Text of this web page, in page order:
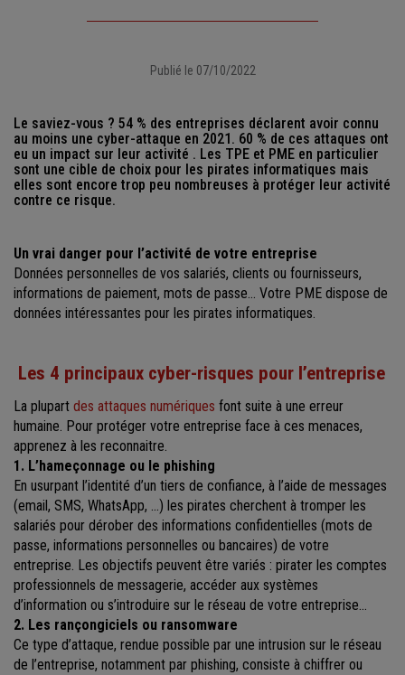
Publié le 07/10/2022
Le saviez-vous ? 54 % des entreprises déclarent avoir connu
au moins une cyber-attaque en 2021. 60 % de ces attaques ont
eu un impact sur leur activité . Les TPE et PME en particulier
sont une cible de choix pour les pirates informatiques mais
elles sont encore trop peu nombreuses à protéger leur activité
contre ce risque.
Un vrai danger pour l’activité de votre entreprise
Données personnelles de vos salariés, clients ou fournisseurs,
informations de paiement, mots de passe… Votre PME dispose de
données intéressantes pour les pirates informatiques.
Les 4 principaux cyber-risques pour l’entreprise
La plupart des attaques numériques font suite à une erreur
humaine. Pour protéger votre entreprise face à ces menaces,
apprenez à les reconnaitre.
1. L’hameçonnage ou le phishing
En usurpant l’identité d’un tiers de confiance, à l’aide de messages
(email, SMS, WhatsApp, …) les pirates cherchent à tromper les
salariés pour dérober des informations confidentielles (mots de
passe, informations personnelles ou bancaires) de votre
entreprise. Les objectifs peuvent être variés : pirater les comptes
professionnels de messagerie, accéder aux systèmes
d’information ou s’introduire sur le réseau de votre entreprise…
2. Les rançongiciels ou ransomware
Ce type d’attaque, rendue possible par une intrusion sur le réseau
de l’entreprise, notamment par phishing, consiste à chiffrer ou